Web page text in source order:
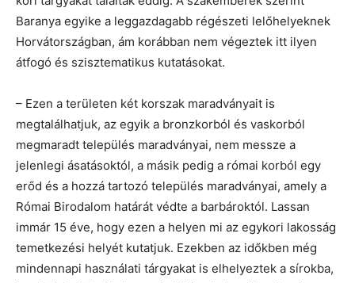
Baranya egyike a leggazdagabb régészeti lelőhelyeknek
Horvátországban, ám korábban nem végeztek itt ilyen
átfogó és szisztematikus kutatásokat.
– Ezen a területen két korszak maradványait is
megtalálhatjuk, az egyik a bronzkorból és vaskorból
megmaradt település maradványai, nem messze a
jelenlegi ásatásoktól, a másik pedig a római korból egy
erőd és a hozzá tartozó település maradványai, amely a
Római Birodalom határát védte a barbároktól. Lassan
immár 15 éve, hogy ezen a helyen mi az egykori lakosság
temetkezési helyét kutatjuk. Ezekben az időkben még
mindennapi használati tárgyakat is elhelyeztek a sírokba,